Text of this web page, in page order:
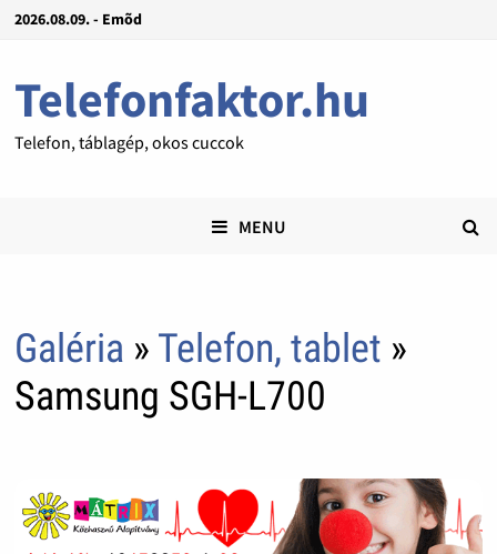
2026.08.09. - Emõd
Telefonfaktor.hu
Telefon, táblagép, okos cuccok
MENU
Galéria » Telefon, tablet »
Samsung SGH-L700